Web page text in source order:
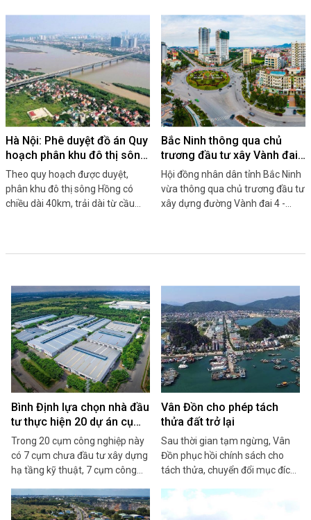
Hà Nội: Phê duyệt đồ án Quy
hoạch phân khu đô thị sông
Hồng gần 11.000ha
Theo quy hoạch được duyệt,
phân khu đô thị sông Hồng có
chiều dài 40km, trải dài từ cầu
Hoàng Mai, Long Biên, Đan
Phượng, Mê Linh, Đông Anh, Gia
Lâm, Thường Tín và Thanh Trì...
Bắc Ninh thông qua chủ
trương đầu tư xây Vành đai
4 - vùng thủ đô Hà Nội hơn
5.000 tỷ
Hội đồng nhân dân tỉnh Bắc Ninh
vừa thông qua chủ trương đầu tư
xây dựng đường Vành đai 4 -
Bình Định lựa chọn nhà đầu
tư thực hiện 20 dự án cụm
công nghiệp
Trong 20 cụm công nghiệp này
có 7 cụm chưa đầu tư xây dựng
hạ tầng kỹ thuật, 7 cụm công
và 6 cụm công nghiệp có vốn
nhà nước đầu tư một phần hạ
Vân Đồn cho phép tách
thửa đất trở lại
Sau thời gian tạm ngừng, Vân
Đồn phục hồi chính sách cho
tách thửa, chuyển đổi mục đích